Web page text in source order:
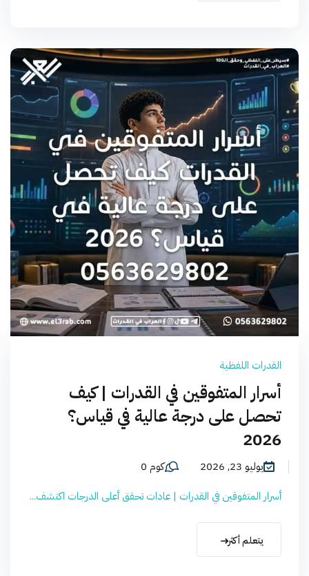
القدرات اللفظية
أسرار المتفوقين في القدرات | كيف
تحصل على درجة عالية في قياس؟
2026
يوليو 23, 2026
كوم 0
أسرار المتفوقين في القدرات | عادات تحقق أعلى الدرجات اكتشف...
يتعلم أكثر